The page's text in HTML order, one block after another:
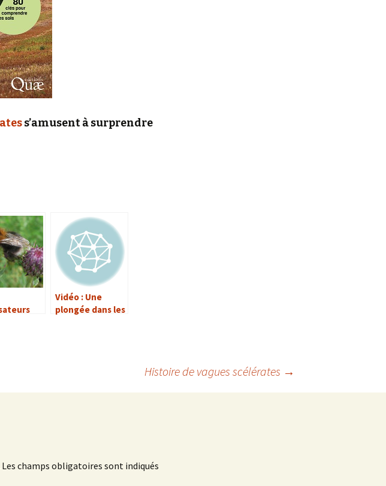
s’amusent à surprendre
Vidéo : Une
plongée dans les
Histoire de vagues scélérates →
Les champs obligatoires sont indiqués